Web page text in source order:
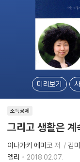
미리보기
소득공제
그리고 생활은 계
이나가키 에미코 저 김
엘리
2018.02.07.